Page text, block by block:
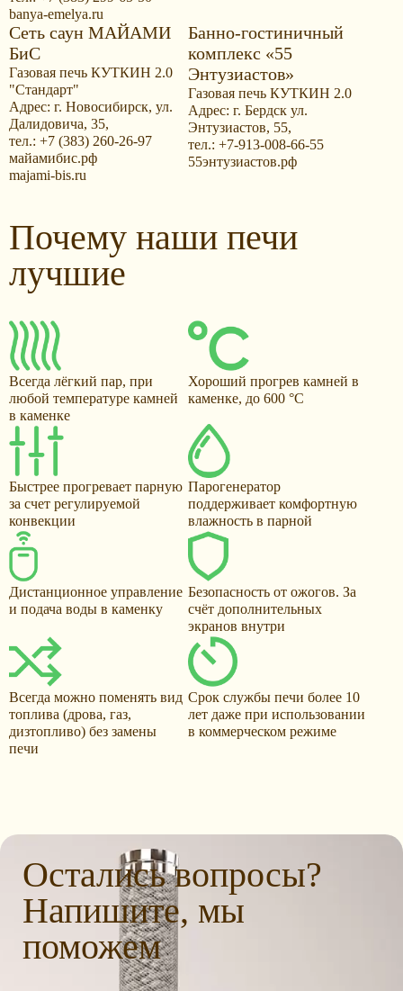
banya-emelya.ru
Сеть саун МАЙАМИ
БиС
Газовая печь КУТКИН 2.0
"Стандарт"
Адрес: г. Новосибирск, ул.
Далидовича, 35,
тел.: +7 (383) 260-26-97
майамибис.рф
majami-bis.ru
Банно-гостиничный
комплекс «55
Энтузиастов»
Газовая печь КУТКИН 2.0
Адрес: г. Бердск ул.
Энтузиастов, 55,
тел.: +7-913-008-66-55
55энтузиастов.рф
Почему наши печи
лучшие
Всегда лёгкий пар, при
любой температуре камней
в каменке
Хороший прогрев камней в
каменке, до 600 °С
Быстрее прогревает парную
за счет регулируемой
конвекции
Парогенератор
поддерживает комфортную
влажность в парной
Дистанционное управление
и подача воды в каменку
Безопасность от ожогов. За
счёт дополнительных
экранов внутри
Всегда можно поменять вид
топлива (дрова, газ,
дизтопливо) без замены
печи
Срок службы печи более 10
лет даже при использовании
в коммерческом режиме
Остались вопросы?
Напишите, мы
поможем